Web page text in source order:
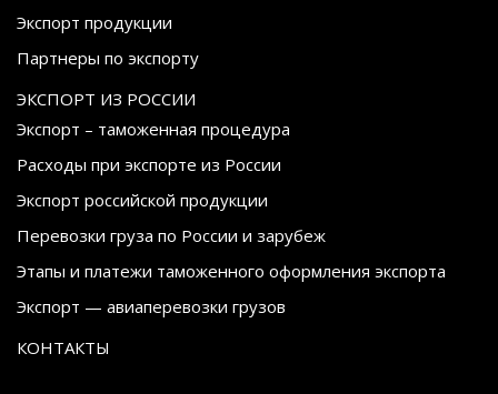
Экспорт продукции
Партнеры по экспорту
ЭКСПОРТ ИЗ РОССИИ
Экспорт – таможенная процедура
Расходы при экспорте из России
Экспорт российской продукции
Перевозки груза по России и зарубеж
Этапы и платежи таможенного оформления экспорта
Экспорт — авиаперевозки грузов
КОНТАКТЫ